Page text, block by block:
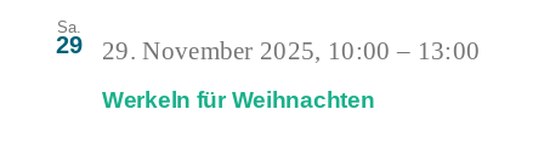
Sa.
29
Werkeln für Weihnachten
29. November 2025, 10:00 – 13:00